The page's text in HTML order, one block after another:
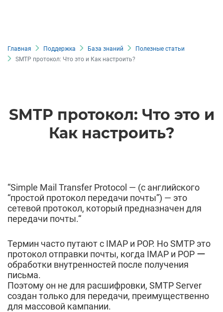
Главная Поддержка База знаний
Полезные статьи
SMTP протокол: Что это и Как настроить?
SMTP протокол: Что это и
Как настроить?
“Simple Mail Transfer Protocol — (с английского
“простой протокол передачи почты”) — это
сетевой протокол, который предназначен для
передачи почты.“
Термин часто путают с IMAP и POP. Но SMTP это
протокол отправки почты, когда IMAP и POP ー
обработки внутренностей после получения
письма.
Поэтому он не для расшифровки, SMTP Server
создан только для передачи, преимущественно
для массовой кампании.